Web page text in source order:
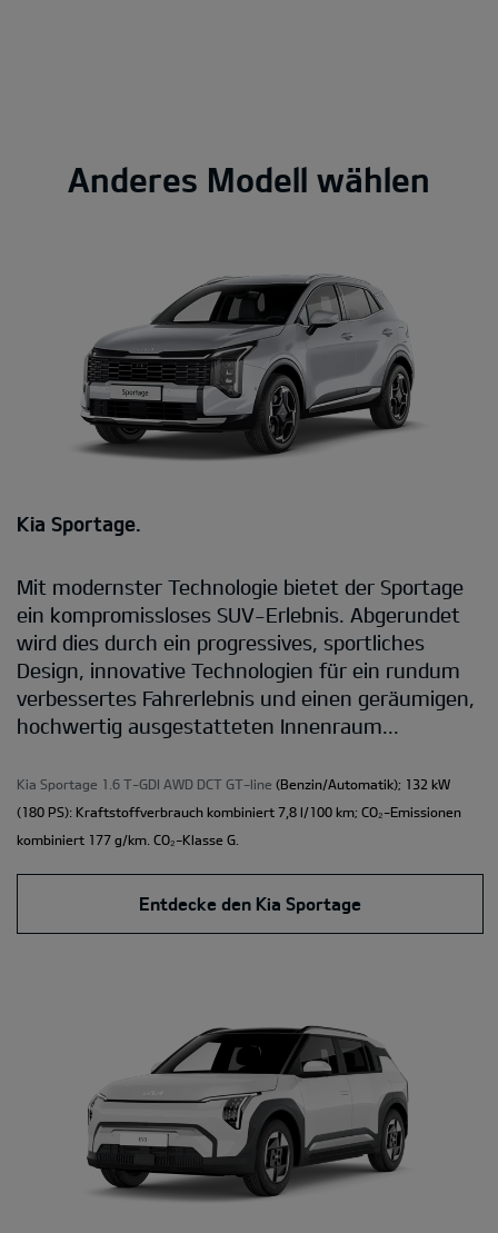
Anderes Modell wählen
Kia Sportage.
Mit modernster Technologie bietet der Sportage
ein kompromissloses SUV-Erlebnis. Abgerundet
wird dies durch ein progressives, sportliches
Design, innovative Technologien für ein rundum
verbessertes Fahrerlebnis und einen geräumigen,
hochwertig ausgestatteten Innenraum...
Kia Sportage 1.6 T-GDI AWD DCT GT-line (Benzin/Automatik); 132 kW
(180 PS): Kraftstoffverbrauch kombiniert 7,8 l/100 km; CO₂-Emissionen
kombiniert 177 g/km. CO₂-Klasse G.
Entdecke den Kia Sportage